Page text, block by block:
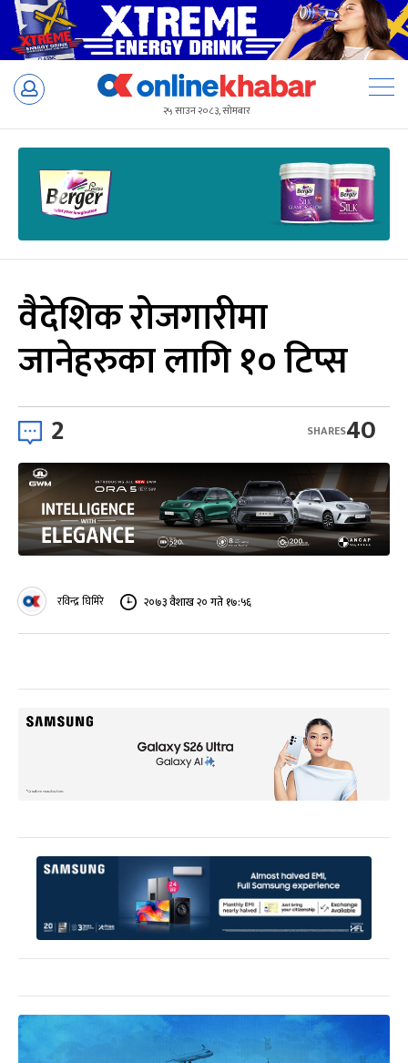
Skip
२५ साउन २०८३, सोमबार
वैदेशिक रोजगारीमा
जानेहरुका लागि १० टिप्स
2 40
SHARES
रविन्द्र घिमिरे २०७३ वैशाख २० गते १७:५६